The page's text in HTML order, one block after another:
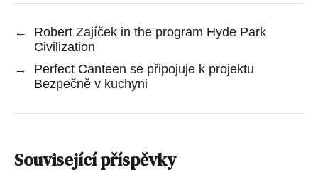
←
Robert Zajíček in the program Hyde Park
Civilization
→
Perfect Canteen se připojuje k projektu
Bezpečně v kuchyni
Související příspěvky